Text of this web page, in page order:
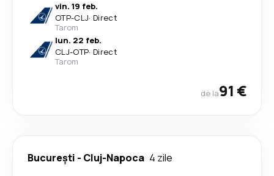
vin. 19 feb.
OTP-CLJ· Direct
Tarom
lun. 22 feb.
CLJ-OTP· Direct
Tarom
de la91 €
București - Cluj-Napoca 4 zile